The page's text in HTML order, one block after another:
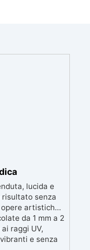
lucida e
senza
artistiche,
da 1 mm a 2
raggi UV,
e senza